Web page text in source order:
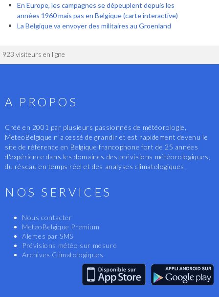
En Europe, les campagnes se dépeuplent depuis les
années 1960 mais pas en Belgique (carte interactive)
La Belgique va envoyer des militaires au Groenland
923 visiteurs en ligne
A PROPOS
Créé en 2001 par plusieurs passionnés de météorologie,
MeteoBelgique n'a cessé de grandir et est rapidement devenu le
site de référence en Belgique francophone fort de 25 années
d'expérience dans les domaines des prévisions météorologiques,
du réseau en temps réel et des analyses climatologiques.
NOS SERVICES
Nous contacter
MeteoBelgique Premium
Alertes par SMS
Prévisions météo sur mesure
Archives Climatologiques